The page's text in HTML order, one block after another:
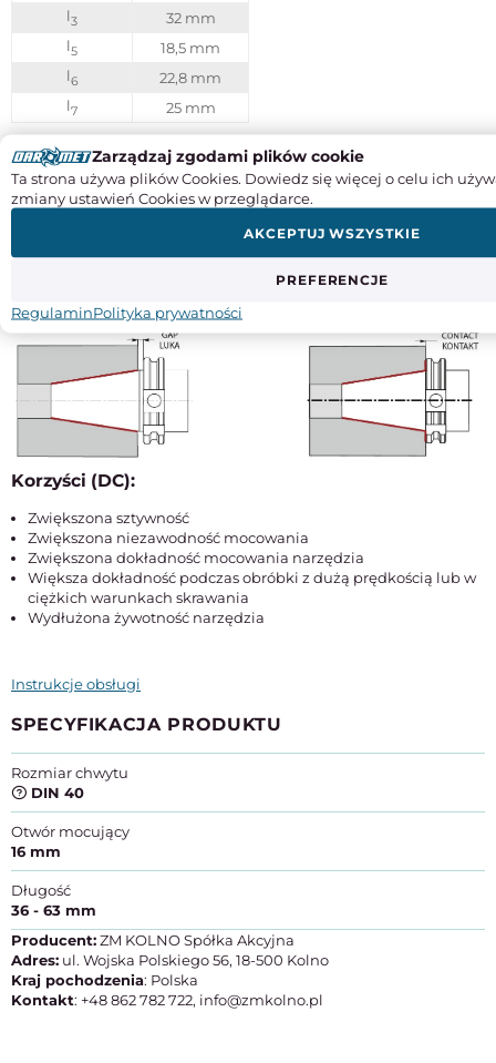
l3
32 mm
l5
18,5 mm
l6
22,8 mm
l7 25 mm
Charakterystyka techniczna wyrobów:
Materiał: stal stopowa chromowo-manganowa
Hartowane i precyzyjnie szlifowane
Twardość powierzchni 58±2 HRC
Korzyści (DC):
Zwiększona sztywność
Zwiększona niezawodność mocowania
Zwiększona dokładność mocowania narzędzia
Większa dokładność podczas obróbki z dużą prędkością lub w
ciężkich warunkach skrawania
Wydłużona żywotność narzędzia
Instrukcje obsługi
SPECYFIKACJA PRODUKTU
Rozmiar chwytu
DIN 40
Otwór mocujący
16 mm
Długość
36 - 63 mm
Producent:ZM KOLNO Spółka Akcyjna
Adres: ul. Wojska Polskiego 56, 18-500 Kolno
Kraj pochodzenia: Polska
Kontakt: +48 862 782 722, info@zmkolno.pl
Zarządzaj zgodami plików cookie
Ta strona używa plików Cookies. Dowiedz się więcej o celu ich
zmiany ustawień Cookies w przeglądarce.
PREFERENCJE
AKCEPTUJ WSZYSTKIE
RegulaminPolityka prywatności